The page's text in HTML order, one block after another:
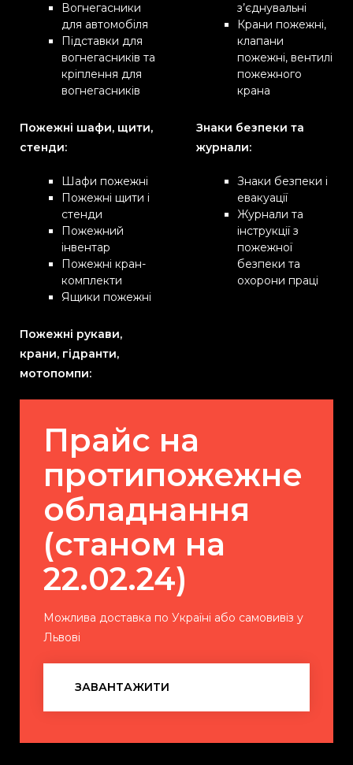
Вогнегасники
для автомобіля
Підставки для
вогнегасників та
кріплення для
вогнегасників
Пожежні шафи, щити,
стенди:
Шафи пожежні
Пожежні щити і
стенди
Пожежний
інвентар
Пожежні кран-
комплекти
Ящики пожежні
Пожежні рукави,
крани, гідранти,
мотопомпи:
з’єднувальні
Крани пожежні,
клапани
пожежні, вентилі
пожежного
крана
Знаки безпеки та
журнали:
Знаки безпеки і
евакуації
Журнали та
інструкції з
пожежної
безпеки та
охорони праці
Прайс на
протипожежне
обладнання
(станом на
22.02.24)
Можлива доставка по Україні або самовивіз у
Львові
ЗАВАНТАЖИТИ